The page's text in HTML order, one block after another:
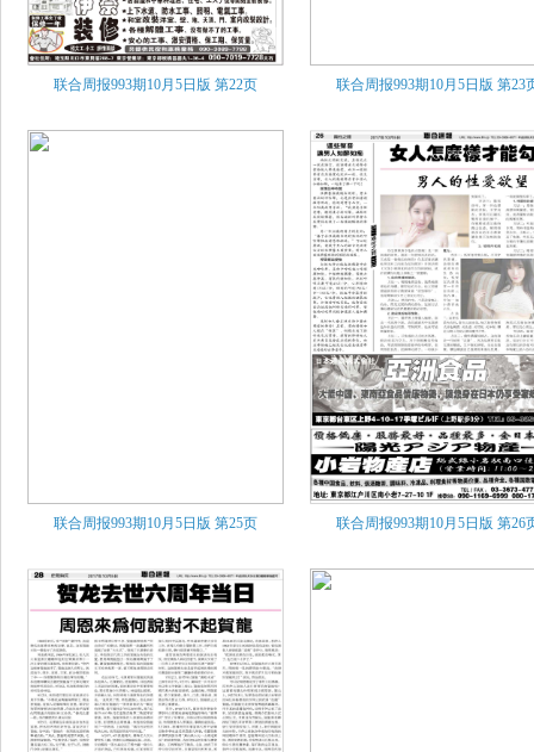
联合周报993期10月5日版 第22页 联合周报993期10月5日版 第23
联合周报993期10月5日版 第25页 联合周报993期10月5日版 第26